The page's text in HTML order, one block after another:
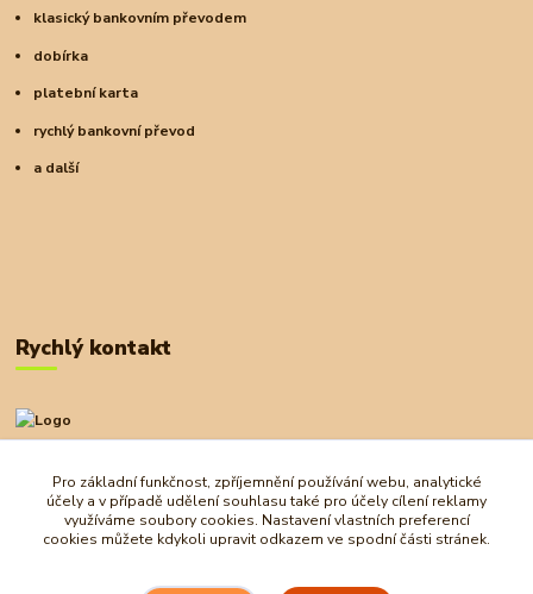
klasický bankovním převodem
dobírka
platební karta
rychlý bankovní převod
a další
Rychlý kontakt
+420 727 972 830
obchod@ostrovherahlavolamu.cz
Pro základní funkčnost, zpříjemnění používání webu, analytické
účely a v případě udělení souhlasu také pro účely cílení reklamy
využíváme soubory cookies. Nastavení vlastních preferencí
cookies můžete kdykoli upravit odkazem ve spodní části stránek.